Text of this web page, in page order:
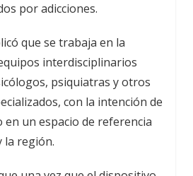
por adicciones.
que se trabaja en la
interdisciplinarios
psiquiatras y otros
con la intención de
un espacio de referencia
la región.